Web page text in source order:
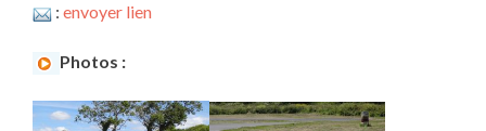
: envoyer lien
Photos :